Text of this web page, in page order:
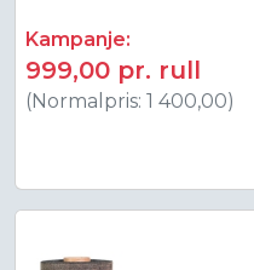
Kampanje:
999,00 pr. rull
(Normalpris: 1 400,00)